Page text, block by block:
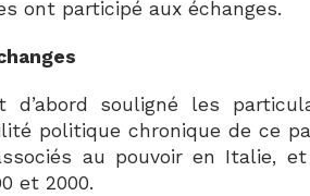
ont participé aux échanges.
d’abord souligné les
politique chronique de ce
au pouvoir en Italie,
et 2000.